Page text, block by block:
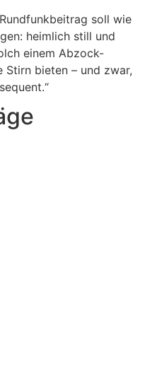
soll wie
heimlich still und
einem Abzock-
bieten – und zwar,